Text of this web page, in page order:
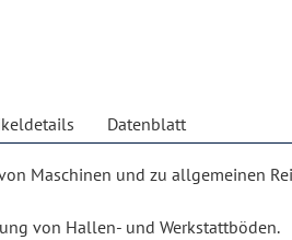
Datenblatt
Maschinen und zu allgemeinen
von Hallen- und Werkstattböden.